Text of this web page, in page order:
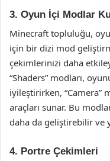
3. Oyun İçi Modlar
Minecraft topluluğu,
için bir dizi mod
çekimlerinizi daha
“Shaders” modları,
iyileştirirken, “Camera”
araçları sunar. Bu
daha da geliştirebilir ve
4. Portre Çekimleri